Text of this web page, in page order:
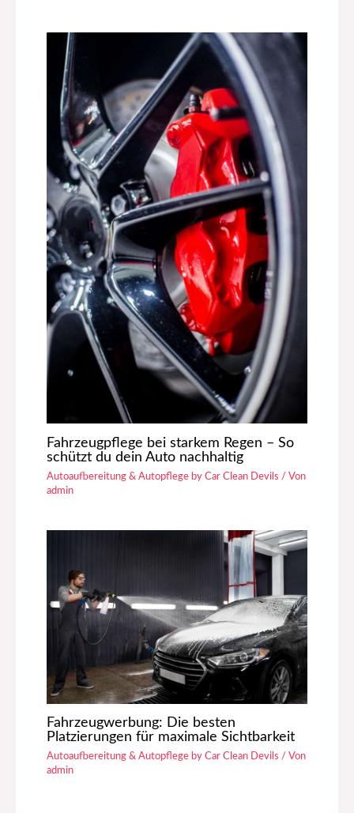
Fahrzeugpflege bei starkem Regen – So
schützt du dein Auto nachhaltig
Autoaufbereitung & Autopflege by Car Clean Devils / Von
admin
Fahrzeugwerbung: Die besten
Platzierungen für maximale Sichtbarkeit
Autoaufbereitung & Autopflege by Car Clean Devils / Von
admin